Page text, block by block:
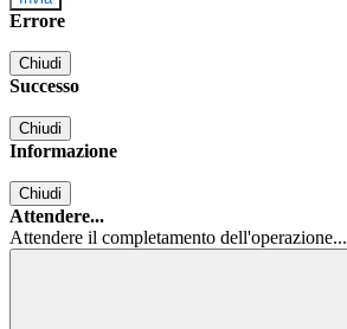
Errore
Chiudi
Successo
Chiudi
Informazione
Chiudi
Attendere...
Attendere il completamento dell'operazione...